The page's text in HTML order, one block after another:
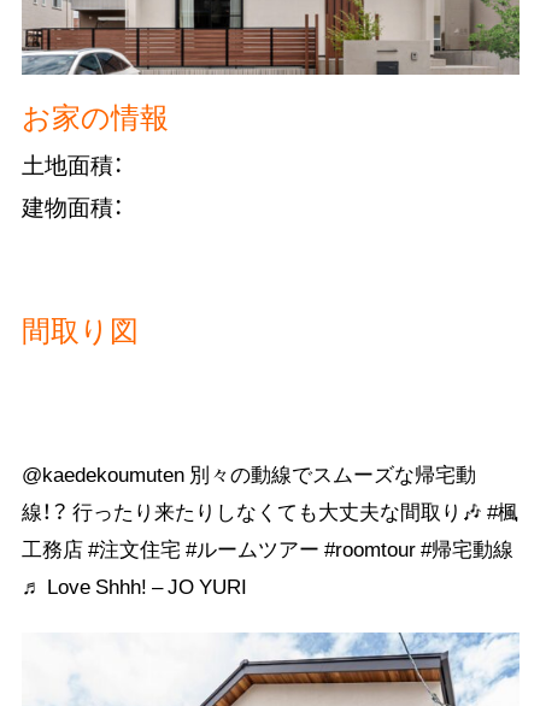
お家の情報
土地面積：
建物面積：
間取り図
@kaedekoumuten別々の動線でスムーズな帰宅動
線！？ 行ったり来たりしなくても大丈夫な間取り🎶 #楓
工務店#注文住宅 #ルームツアー #roomtour#帰宅動線
♬ Love Shhh! – JO YURI